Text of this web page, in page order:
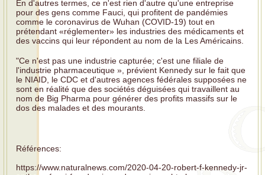
En d'autres termes, ce n'est rien d'autre qu'une entreprise
pour des gens comme Fauci, qui profitent de pandémies
comme le coronavirus de Wuhan (COVID-19) tout en
prétendant «réglementer» les industries des médicaments et
des vaccins qui leur répondent au nom de la Les Américains.
"Ce n'est pas une industrie capturée; c'est une filiale de
l'industrie pharmaceutique », prévient Kennedy sur le fait que
le NIAID, le CDC et d'autres agences fédérales supposées ne
sont en réalité que des sociétés déguisées qui travaillent au
nom de Big Pharma pour générer des profits massifs sur le
dos des malades et des mourants.
Références:
https://www.naturalnews.com/2020-04-20-robert-f-kennedy-jr-